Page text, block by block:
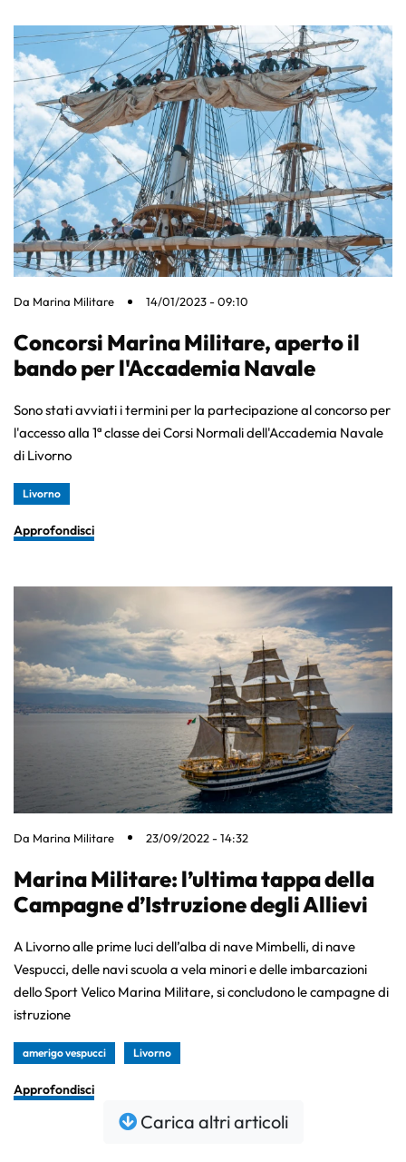
Da Marina Militare 14/01/2023 - 09:10
Concorsi Marina Militare, aperto il
bando per l'Accademia Navale
Sono stati avviati i termini per la partecipazione al concorso per
l'accesso alla 1ª classe dei Corsi Normali dell'Accademia Navale
di Livorno
Livorno
Approfondisci
Da Marina Militare 23/09/2022 - 14:32
Marina Militare: l’ultima tappa della
Campagne d’Istruzione degli Allievi
A Livorno alle prime luci dell’alba di nave Mimbelli, di nave
Vespucci, delle navi scuola a vela minori e delle imbarcazioni
dello Sport Velico Marina Militare, si concludono le campagne di
istruzione
amerigo vespucci Livorno
Approfondisci
Carica altri articoli